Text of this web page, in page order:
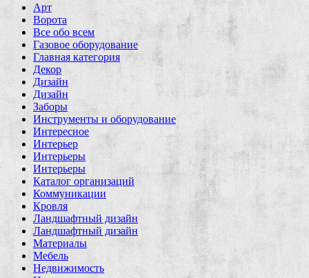
Арт
Ворота
Все обо всем
Газовое оборудование
Главная категория
Декор
Дизайн
Дизайн
Заборы
Инструменты и оборудование
Интересное
Интерьер
Интерьеры
Интерьеры
Каталог организаций
Коммуникации
Кровля
Ландшафтный дизайн
Ландшафтный дизайн
Материалы
Мебель
Недвижимость